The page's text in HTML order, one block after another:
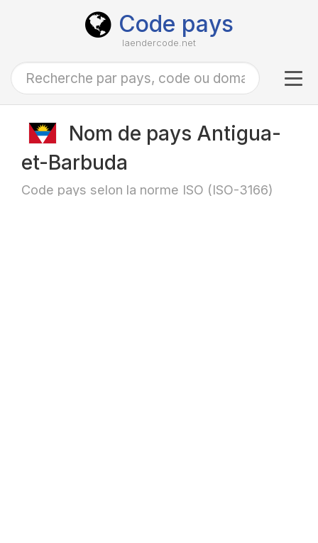
Code pays
laendercode.net
Nom de pays Antigua-
et-Barbuda
Code pays selon la norme ISO (ISO-3166)